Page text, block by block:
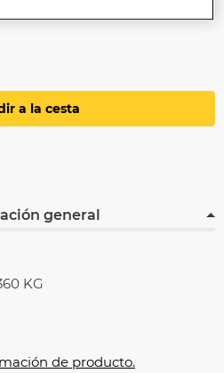
a la cesta
general
KG
de producto.